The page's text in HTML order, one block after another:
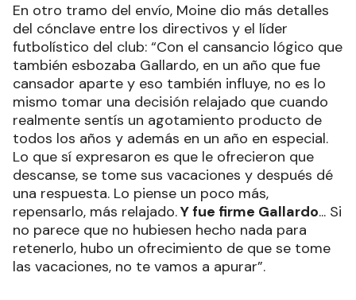
En otro tramo del envío, Moine dio más detalles
del cónclave entre los directivos y el líder
futbolístico del club: “Con el cansancio lógico que
también esbozaba Gallardo, en un año que fue
cansador aparte y eso también influye, no es lo
mismo tomar una decisión relajado que cuando
realmente sentís un agotamiento producto de
todos los años y además en un año en especial.
Lo que sí expresaron es que le ofrecieron que
descanse, se tome sus vacaciones y después dé
una respuesta. Lo piense un poco más,
repensarlo, más relajado.Y fue firme Gallardo... Si
no parece que no hubiesen hecho nada para
retenerlo, hubo un ofrecimiento de que se tome
las vacaciones, no te vamos a apurar”.